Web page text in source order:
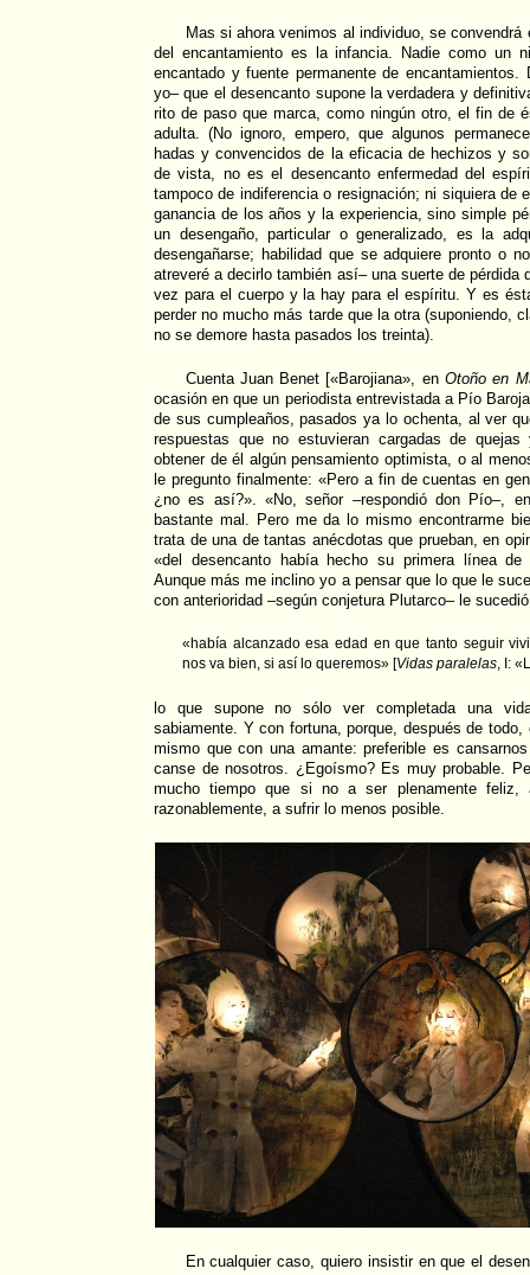
Mas si ahora venimos al individuo, se
del encantamiento es la infancia. Nadie como un
encantado y fuente permanente de encantamientos.
yo– que el desencanto supone la verdadera y
rito de paso que marca, como ningún otro, el fin de
adulta. (No ignoro, empero, que algunos
hadas y convencidos de la eficacia de hechizos y
de vista, no es el desencanto enfermedad del
tampoco de indiferencia o resignación; ni siquiera de
ganancia de los años y la experiencia, sino simple
un desengaño, particular o generalizado, es la
desengañarse; habilidad que se adquiere pronto o
atreveré a decirlo también así– una suerte de pérdida
vez para el cuerpo y la hay para el espíritu. Y es
perder no mucho más tarde que la otra (suponiendo,
no se demore hasta pasados los treinta).
Cuenta Juan Benet [«Barojiana», enOtoño en
ocasión en que un periodista entrevistada a Pío
de sus cumpleaños, pasados ya lo ochenta, al ver
respuestas que no estuvieran cargadas de
obtener de él algún pensamiento optimista, o al
le pregunto finalmente: «Pero a fin de cuentas en
¿no es así?». «No, señor –respondió don Pío–,
bastante mal. Pero me da lo mismo encontrarme
trata de una de tantas anécdotas que prueban, en
«del desencanto había hecho su primera línea
Aunque más me inclino yo a pensar que lo que le
con anterioridad –según conjetura Plutarco– le
«había alcanzado esa edad en que tanto seguir
nos va bien, si así lo queremos» [Vidas paralelas, I:
lo que supone no sólo ver completada una
sabiamente. Y con fortuna, porque, después de
mismo que con una amante: preferible es
canse de nosotros. ¿Egoísmo? Es muy probable.
mucho tiempo que si no a ser plenamente feliz,
razonablemente, a sufrir lo menos posible.
En cualquier caso, quiero insistir en que el